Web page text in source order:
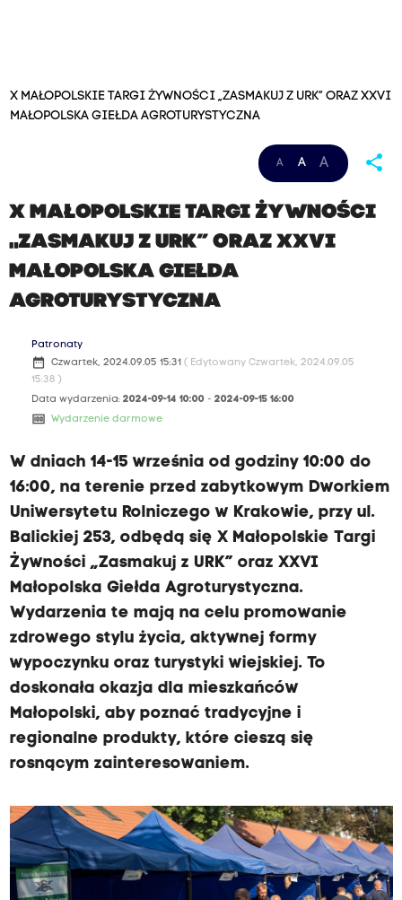
X MAŁOPOLSKIE TARGI ŻYWNOŚCI „ZASMAKUJ Z URK” ORAZ XXVI
MAŁOPOLSKA GIEŁDA AGROTURYSTYCZNA
A A A share
X MAŁOPOLSKIE TARGI ŻYWNOŚCI
„ZASMAKUJ Z URK” ORAZ XXVI
MAŁOPOLSKA GIEŁDA
AGROTURYSTYCZNA
Patronaty
date_range Czwartek, 2024.09.05 15:31 ( Edytowany Czwartek, 2024.09.05
15:38 )
Data wydarzenia: 2024-09-14 10:00- 2024-09-15 16:00
money Wydarzenie darmowe
W dniach 14-15 września od godziny 10:00 do
16:00, na terenie przed zabytkowym Dworkiem
Uniwersytetu Rolniczego w Krakowie, przy ul.
Balickiej 253, odbędą się X Małopolskie Targi
Żywności „Zasmakuj z URK” oraz XXVI
Małopolska Giełda Agroturystyczna.
Wydarzenia te mają na celu promowanie
zdrowego stylu życia, aktywnej formy
wypoczynku oraz turystyki wiejskiej. To
doskonała okazja dla mieszkańców
Małopolski, aby poznać tradycyjne i
regionalne produkty, które cieszą się
rosnącym zainteresowaniem.